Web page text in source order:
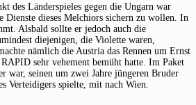
des Länderspieles gegen die Ungarn war
Dienste dieses Melchiors sichern zu wollen. In
Alsbald sollte er jedoch auch die
diejenigen, die Violette waren,
nämlich die Austria das Rennen um Ernst
sehr vehement bemüht hatte. Im Paket
war, seinen um zwei Jahre jüngeren Bruder
Verteidigers spielte, mit nach Wien.